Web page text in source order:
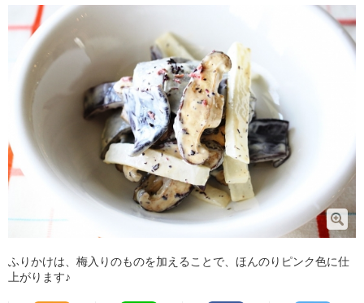
ふりかけは、梅入りのものを加えることで、ほんのりピンク色に仕
上がります♪